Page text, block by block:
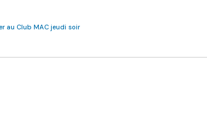
au Club MAC jeudi soir